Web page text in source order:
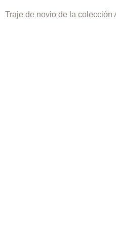
Traje de novio de la colección